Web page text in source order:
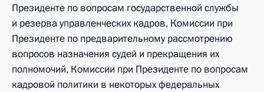
Президенте по вопросам государственной службы
и резерва управленческих кадров, Комиссии при
Президенте по предварительному рассмотрению
вопросов назначения судей и прекращения их
полномочий, Комиссии при Президенте по вопросам
кадровой политики в некоторых федеральных